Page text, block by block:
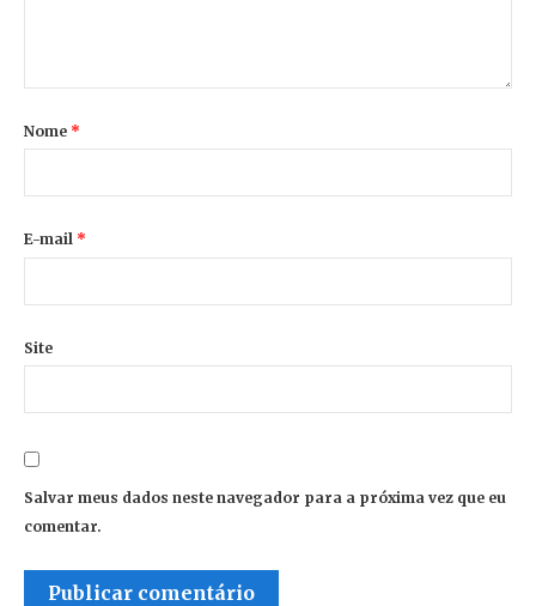
Nome *
E-mail *
Site
Salvar meus dados neste navegador para a próxima vez que eu
comentar.